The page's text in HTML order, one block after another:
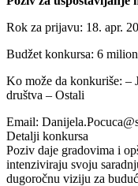
Rok za prijavu: 18. apr.
Budžet konkursa: 6
Ko može da konkuriše: –
društva – Ostali
Email:
Detalji konkursa
Poziv daje gradovima i
intenziviraju svoju
dugoročnu viziju za